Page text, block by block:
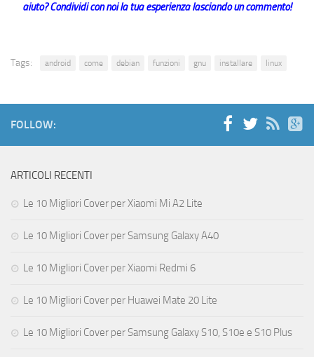
aiuto? Condividi con noi la tua esperienza lasciando un commento!
Tags: android come debian funzioni gnu installare linux
FOLLOW:
ARTICOLI RECENTI
Le 10 Migliori Cover per Xiaomi Mi A2 Lite
Le 10 Migliori Cover per Samsung Galaxy A40
Le 10 Migliori Cover per Xiaomi Redmi 6
Le 10 Migliori Cover per Huawei Mate 20 Lite
Le 10 Migliori Cover per Samsung Galaxy S10, S10e e S10 Plus